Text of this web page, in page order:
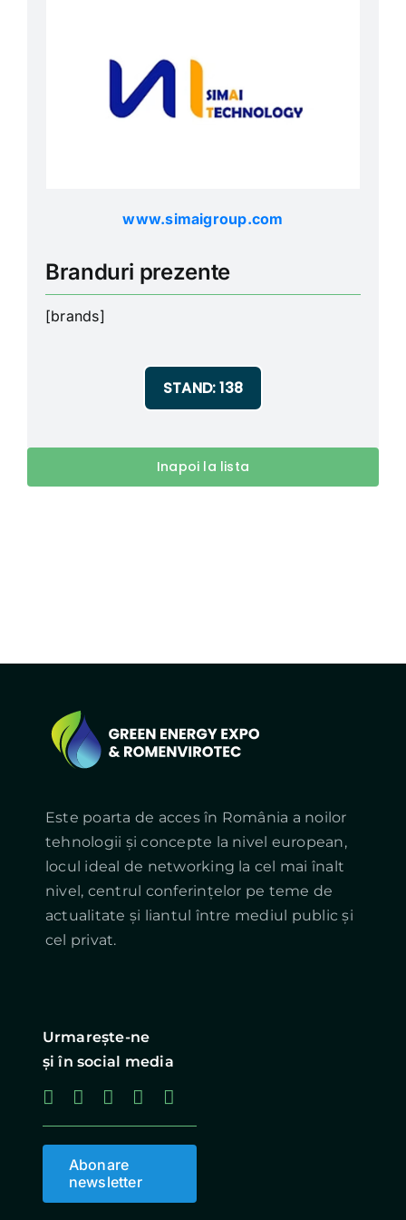
Download App
Contact
www.simaigroup.com
Branduri prezente
[brands]
STAND: 138
Inapoi la lista
Este poarta de acces în România a noilor
tehnologii și concepte la nivel european,
locul ideal de networking la cel mai înalt
nivel, centrul conferințelor pe teme de
actualitate și liantul între mediul public și
cel privat.
Urmareşte-ne
şi în social media
Abonare
newsletter